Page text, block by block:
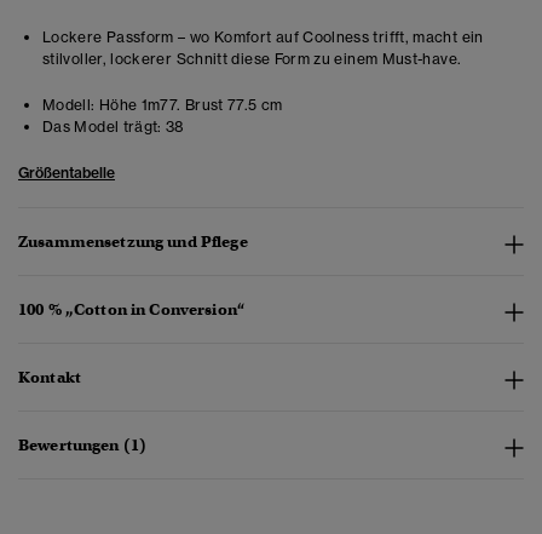
Lockere Passform – wo Komfort auf Coolness trifft, macht ein
stilvoller, lockerer Schnitt diese Form zu einem Must-have.
Modell: Höhe 1m77. Brust 77.5 cm
Das Model trägt: 38
Größentabelle
Zusammensetzung und Pflege
100 % „Cotton in Conversion“
Kontakt
Bewertungen (1)